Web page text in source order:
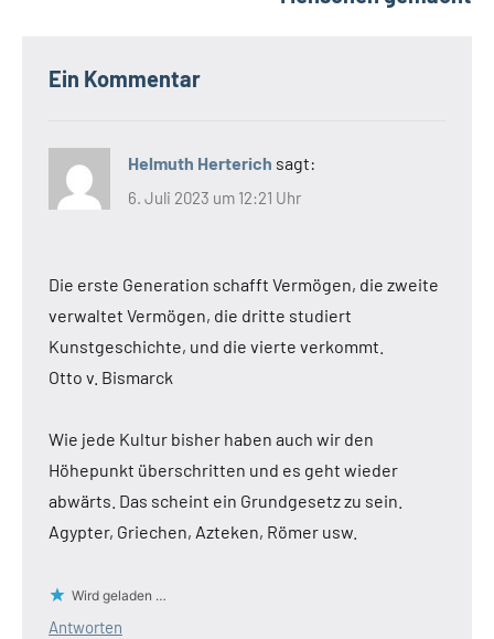
Ein Kommentar
Helmuth Herterich sagt:
6. Juli 2023 um 12:21 Uhr
Die erste Generation schafft Vermögen, die zweite
verwaltet Vermögen, die dritte studiert
Kunstgeschichte, und die vierte verkommt.
Otto v. Bismarck
Wie jede Kultur bisher haben auch wir den
Höhepunkt überschritten und es geht wieder
abwärts. Das scheint ein Grundgesetz zu sein.
Agypter, Griechen, Azteken, Römer usw.
Wird geladen …
Antworten